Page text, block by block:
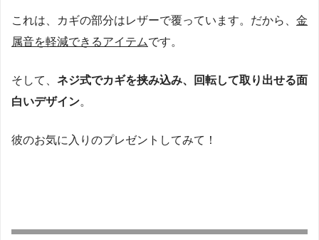
これは、カギの部分はレザーで覆っています。だから、 金
属音を軽減できるアイテムです。
そして、 ネジ式でカギを挟み込み、回転して取り出せる面
白いデザイン。
彼のお気に入りのプレゼントしてみて！